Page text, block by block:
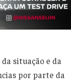
situação e da
por parte da